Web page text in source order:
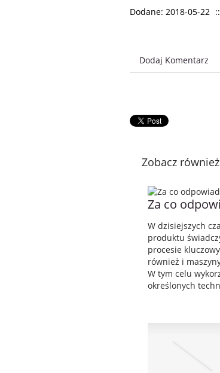
Dodane: 2018-05-22 ::
Dodaj Komentarz
Zobacz
Za co
W dzisiejszych
produktu
procesie
również i
W tym celu
określonych